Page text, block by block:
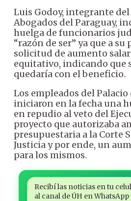
Luis Godoy, integrante del
Abogados del Paraguay,
huelga de funcionarios
“razón de ser” ya que a su
solicitud de aumento
equitativo, indicando que
quedaría con el beneficio.
Los empleados del Palacio
iniciaron en la fecha una
en repudio al veto del
proyecto que autorizaba
presupuestaria a la Corte
Justicia y por ende, un
para los mismos.
Recibí las noticias en tu
al canal de ÚH en WhatsApp